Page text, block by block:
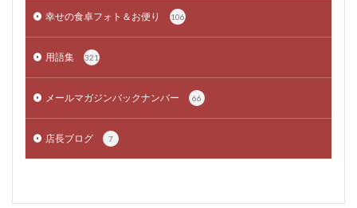
幸せの食卓フォト＆お便り 106
用語集 321
メールマガジンバックナンバー 66
店長ブログ 7